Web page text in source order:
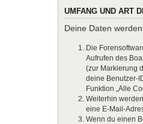
UMFANG UND ART
Deine Daten
Die
Aufrufen des
(zur Markierung
deine Benutzer-
Funktion „Alle
Weiterhin
eine E-Mail-
Wenn du einen